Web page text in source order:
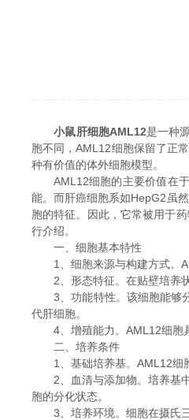
小鼠肝细胞AML12是一种
胞不同，AML12细胞保留了正
种有价值的体外细胞模型。
AML12细胞的主要价值在于
能。而肝癌细胞系如HepG2虽
胞的特征。因此，它常被用于
行介绍。
一、细胞基本特性
1、细胞来源与构建方式。
2、形态特征。在贴壁培养状
3、功能特性。该细胞能够分
代肝细胞。
4、增殖能力。AML12细胞具
二、培养条件
1、基础培养基。AML12细胞
2、血清与添加物。培养基中
胞的分化状态。
3、培养环境。细胞在摄氏三